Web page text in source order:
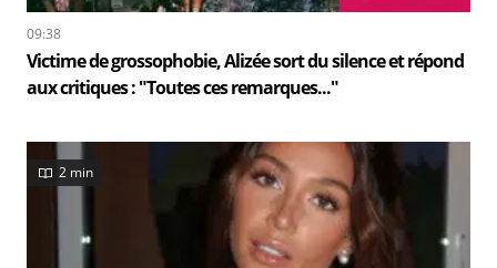
09:38
Victime de grossophobie, Alizée sort du silence et répond
aux critiques : "Toutes ces remarques..."
2 min